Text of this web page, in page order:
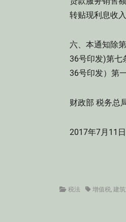
转贴现利息收
六、本通知除
36号印发)第七
36号印发）第
财政部 税务总
2017年7月11日
Categories
税法 Tags增值税, 建